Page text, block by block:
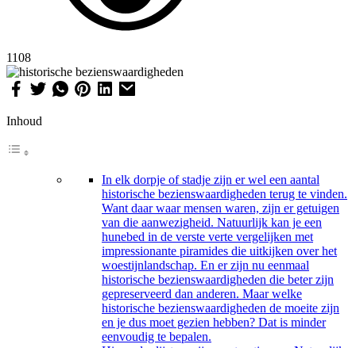
1108
Inhoud
In elk dorpje of stadje zijn er wel een aantal
historische bezienswaardigheden terug te vinden.
Want daar waar mensen waren, zijn er getuigen
van die aanwezigheid. Natuurlijk kan je een
hunebed in de verste verte vergelijken met
impressionante piramides die uitkijken over het
woestijnlandschap. En er zijn nu eenmaal
historische bezienswaardigheden die beter zijn
gepreserveerd dan anderen. Maar welke
historische bezienswaardigheden de moeite zijn
en je dus moet gezien hebben? Dat is minder
eenvoudig te bepalen.